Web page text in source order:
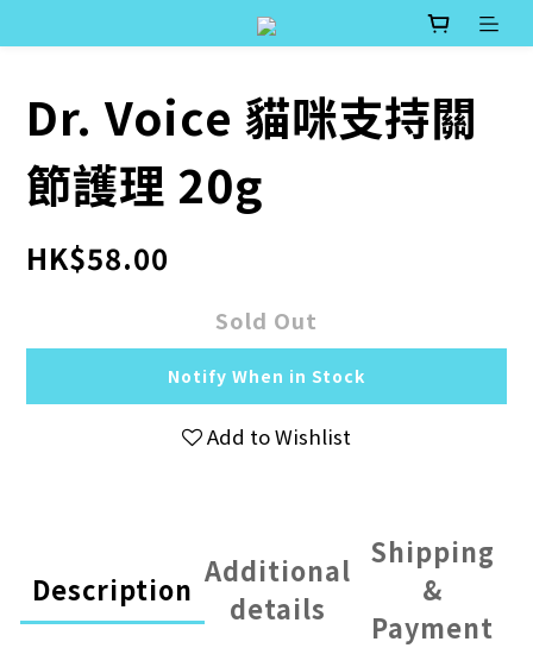
Dr. Voice 貓咪支持關
節護理 20g
HK$58.00
Sold Out
Notify When in Stock
Add to Wishlist
Description
Additional
details
Shipping
&
Payment